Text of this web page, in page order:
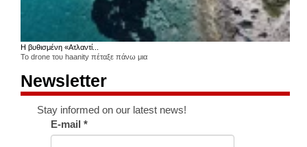
Η βυθισμένη «Ατλαντί...
Το drone του haanity πέταξε πάνω μια
Newsletter
Stay informed on our latest news!
E-mail*